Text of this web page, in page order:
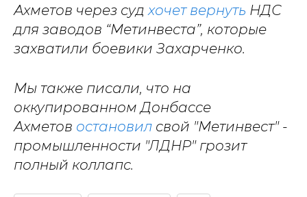
Ахметов через судхочет вернуть НДС
для заводов “Метинвеста”, которые
захватили боевики Захарченко.
Мы также писали, что на
оккупированном Донбассе
Ахметов остановил свой "Метинвест" -
промышленности "ЛДНР" грозит
полный коллапс.